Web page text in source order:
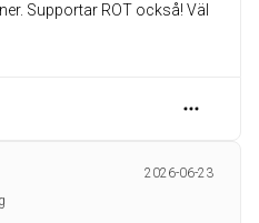
Supportar ROT också! Väl
2026-06-23